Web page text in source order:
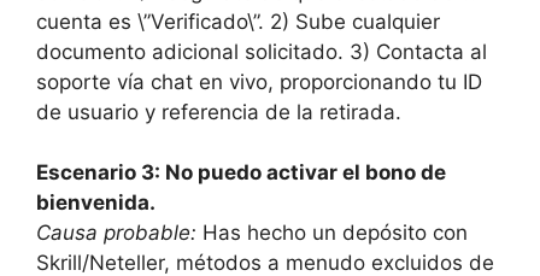
cuenta es \”Verificado\”. 2) Sube cualquier
documento adicional solicitado. 3) Contacta al
soporte vía chat en vivo, proporcionando tu ID
de usuario y referencia de la retirada.
Escenario 3: No puedo activar el bono de
bienvenida.
Causa probable: Has hecho un depósito con
Skrill/Neteller, métodos a menudo excluidos de